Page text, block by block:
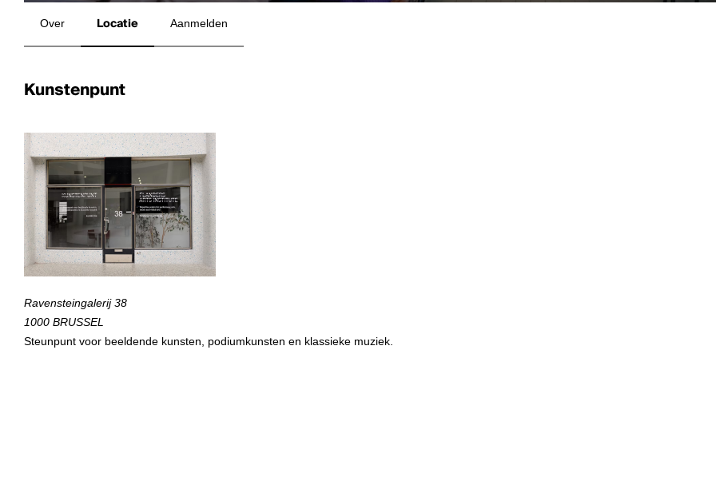
Over Locatie Aanmelden
Kunstenpunt
Ravensteingalerij 38
1000 BRUSSEL
Steunpunt voor beeldende kunsten, podiumkunsten en klassieke muziek.